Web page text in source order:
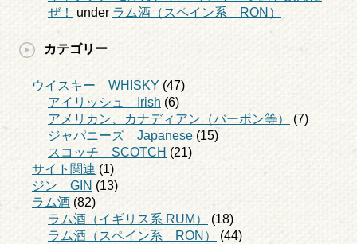
ぜ！
under ラム酒（スペイン系 RON）
カテゴリー
ウイスキー WHISKY (47)
アイリッシュ Irish (6)
アメリカン、カナディアン（バーボン等）
(7)
ジャパニーズ Japanese (15)
スコッチ SCOTCH (21)
サイト関連 (1)
ジン GIN (13)
ラム酒 (82)
ラム酒（イギリス系 RUM）
(18)
ラム酒（スペイン系 RON）
(44)